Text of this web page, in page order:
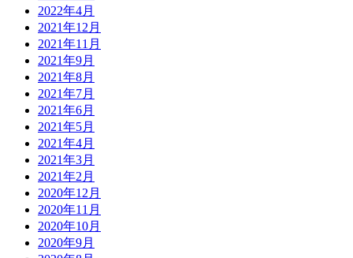
2022年4月
2021年12月
2021年11月
2021年9月
2021年8月
2021年7月
2021年6月
2021年5月
2021年4月
2021年3月
2021年2月
2020年12月
2020年11月
2020年10月
2020年9月